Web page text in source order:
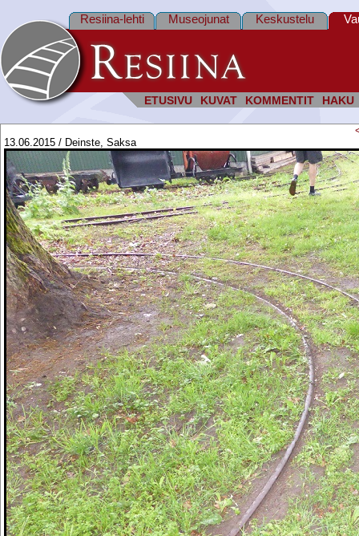
ETUSIVU KUVAT KOMMENTIT HAKU
Resiina-lehti Museojunat Keskustelu
13.06.2015 / Deinste, Saksa